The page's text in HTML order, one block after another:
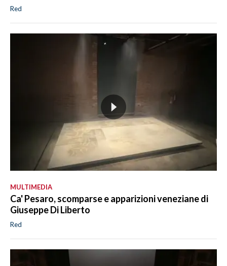
Red
MULTIMEDIA
Ca' Pesaro, scomparse e apparizioni veneziane di
Giuseppe Di Liberto
Red